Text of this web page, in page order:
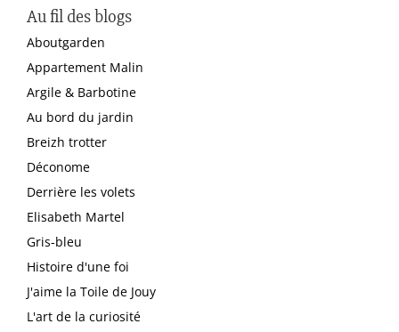
Au fil des blogs
Aboutgarden
Appartement Malin
Argile & Barbotine
Au bord du jardin
Breizh trotter
Déconome
Derrière les volets
Elisabeth Martel
Gris-bleu
Histoire d'une foi
J'aime la Toile de Jouy
L'art de la curiosité